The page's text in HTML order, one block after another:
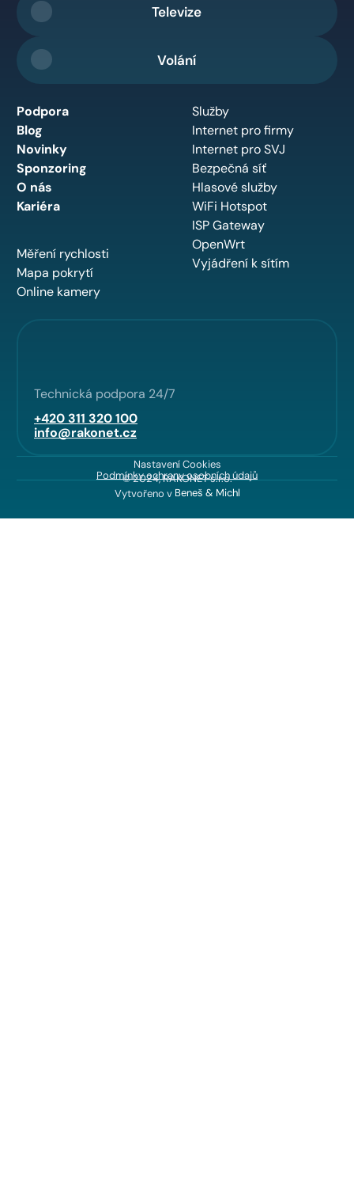
Televize
Volání
Podpora
Blog
Novinky
Sponzoring
O nás
Kariéra
Měření rychlosti
Mapa pokrytí
Online kamery
Služby
Internet pro firmy
Internet pro SVJ
Bezpečná síť
Hlasové služby
WiFi Hotspot
ISP Gateway
OpenWrt
Vyjádření k sítím
Technická podpora 24/7
+420 311 320 100
info@rakonet.cz
Nastavení Cookies
Podmínky ochrany osobních údajů
© 2024, RAKONET s.r.o.
Vytvořeno v Beneš & Michl